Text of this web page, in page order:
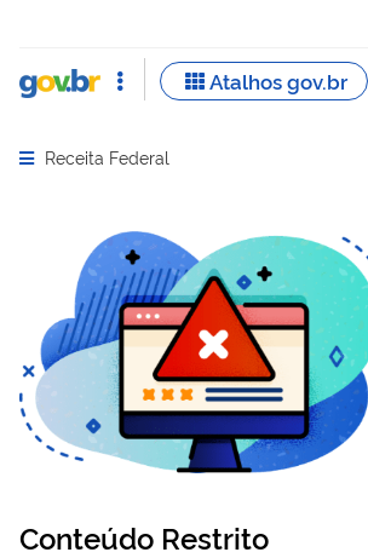
Abrir menu principal de navegação
Receita Federal
Conteúdo Restrito